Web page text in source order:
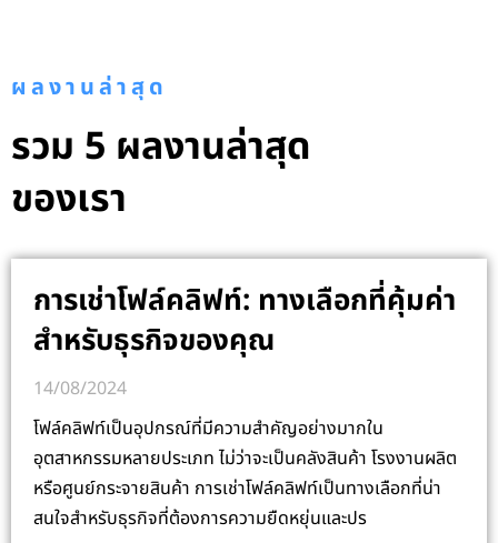
ผลงานล่าสุด
รวม 5 ผลงานล่าสุด
ของเรา
การเช่าโฟล์คลิฟท์: ทางเลือกที่คุ้มค่า
สำหรับธุรกิจของคุณ
14/08/2024
โฟล์คลิฟท์เป็นอุปกรณ์ที่มีความสำคัญอย่างมากใน
อุตสาหกรรมหลายประเภท ไม่ว่าจะเป็นคลังสินค้า โรงงานผลิต
หรือศูนย์กระจายสินค้า การเช่าโฟล์คลิฟท์เป็นทางเลือกที่น่า
สนใจสำหรับธุรกิจที่ต้องการความยืดหยุ่นและปร